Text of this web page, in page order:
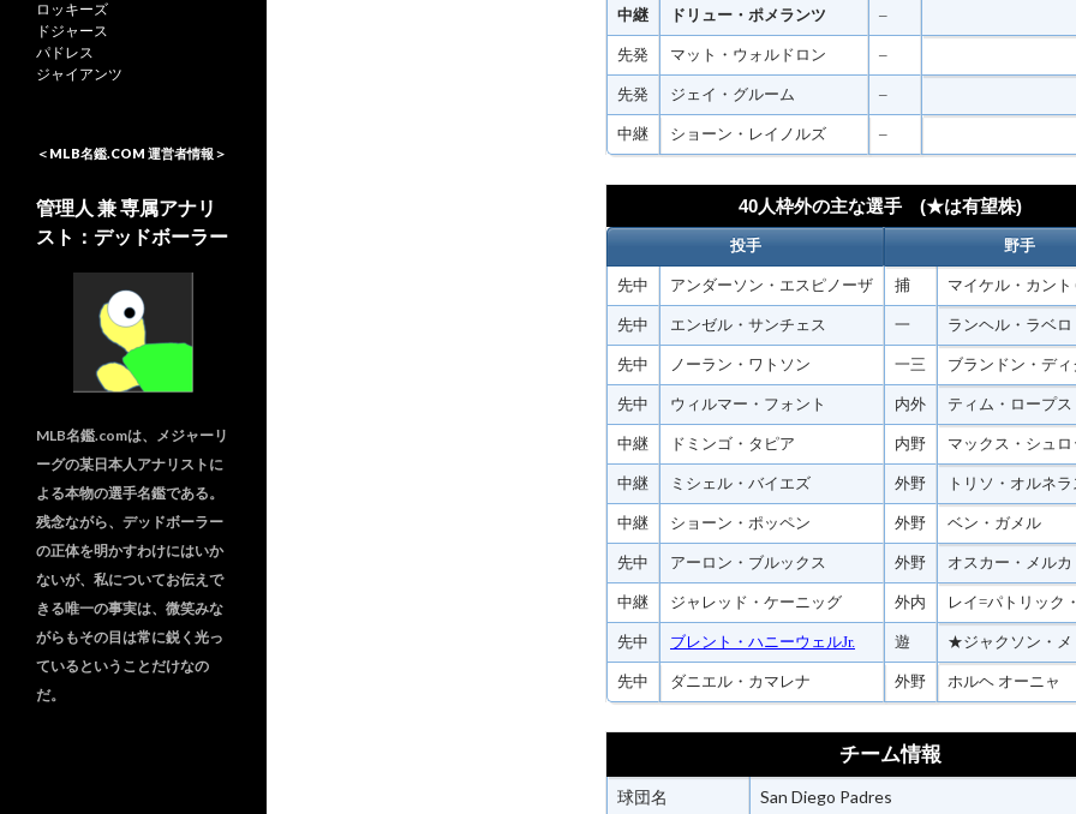
中継 ドリュー・ポメランツ –
先発 マット・ウォルドロン –
先発 ジェイ・グルーム –
中継 ショーン・レイノルズ –
40人枠外の主な選手 (★は有望株)
投手 野手
先中 アンダーソン・エスピノーザ 捕 マイケル・カント
先中 エンゼル・サンチェス 一 ランヘル・ラベロ
先中 ノーラン・ワトソン 一三 ブランドン・デ
先中 ウィルマー・フォント 内外 ティム・ロープス
中継 ドミンゴ・タピア 内野 マックス・シュロ
中継 ミシェル・バイエズ 外野 トリソ・オルネラ
中継 ショーン・ポッペン 外野 ベン・ガメル
先中 アーロン・ブルックス 外野 オスカー・メルカ
中継 ジャレッド・ケーニッグ 外内 レイ=パトリック
先中 ブレント・ハニーウェルJr. 遊 ★ジャクソン・メ
先中 ダニエル・カマレナ 外野 ホルヘ オーニャ
チーム情報
球団名 San Diego Padres
ロッキーズ
ドジャース
パドレス
ジャイアンツ
＜MLB名鑑.COM 運営者情報＞
管理人 兼 専属アナリ
スト：デッドボーラー
MLB名鑑.comは、メジャーリ
ーグの某日本人アナリストに
よる本物の選手名鑑である。
残念ながら、デッドボーラー
の正体を明かすわけにはいか
ないが、私についてお伝えで
きる唯一の事実は、微笑みな
がらもその目は常に鋭く光っ
ているということだけなの
だ。